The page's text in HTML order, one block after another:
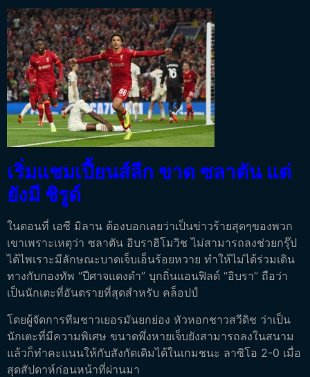
เริ่มแชมเปี้ยนส์ลีก ขาด ซลาตัน แต่
ยังมี ชิรูด์
ในตอนที่ เอซี มิลาน ต้องบอกเลยว่าเป็นข่าวร้ายสุดๆของพวก
เขาเพราะเหตุว่า ซลาตัน อิบราฮิโมวิช ไม่สามารถลงช่วยกรุ๊ป
ได้ไพเราะมีลักษณะบาดเจ็บเอ็นร้อยหวาย ทำให้ไม่ได้ร่วมเดิน
ทางกับกองทัพ “ปีศาจแดงดำ” บุกถิ่นแอนฟิลด์ “อิบรา” ถือว่า
เป็นนักเตะที่อันตรายที่สุดสำหรับ คล็อปป์
โดยผู้จัดการทีมชาวเยอรมันยกย่อง หัวหอกชาวสวีดิช ว่าเป็น
นักเตะที่มีความพิเศษ ขนาดพึ่งหายเจ็บยังสามารถลงในสนาม
แล้วก็ทำคะแนนให้กับสังกัดเดิมได้ในเกมชนะ ลาซิโอ 2-0 เมื่อ
สุดสัปดาห์ก่อนหน้าที่ผ่านมา